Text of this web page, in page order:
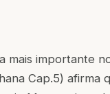
mais importante
Cap.5) afirma